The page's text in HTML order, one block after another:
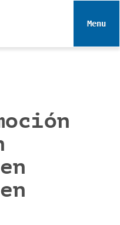
Toggle